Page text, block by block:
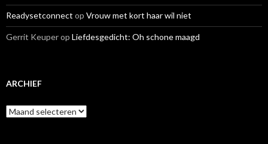
Readysetconnect op Vrouw met kort haar wil niet
Gerrit Keuperop Liefdesgedicht: Oh schone maagd
ARCHIEF
A
r